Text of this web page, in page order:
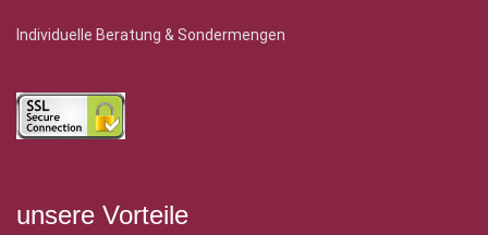
Individuelle Beratung & Sondermengen
unsere Vorteile